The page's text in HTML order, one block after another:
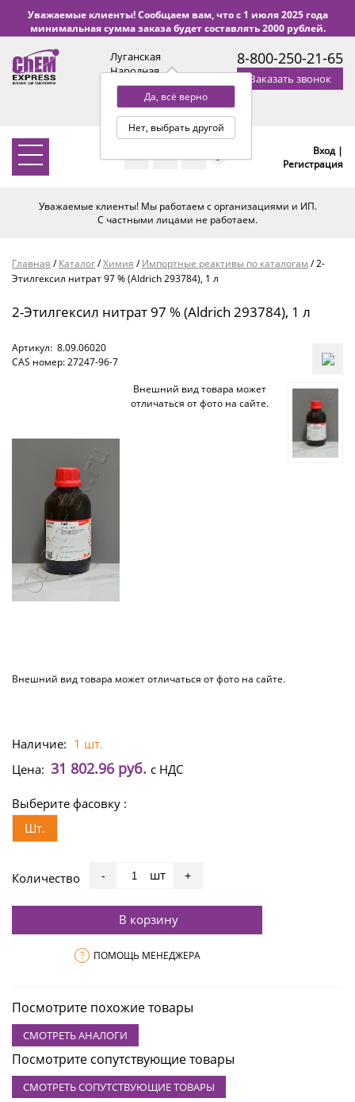
Уважаемые клиенты! Сообщаем вам, что с 1 июля 2025 года
минимальная сумма заказа будет составлять 2000 рублей.
Луганская
Народная
Республика
Да, всё верно
Нет, выбрать другой
с 9:00 до 18:00 по Уфе
(+2 МСК)
8-800-250-21-65
Заказать звонок
0
Вход |
Регистрация
Уважаемые клиенты! Мы работаем с организациями и ИП.
С частными лицами не работаем.
Главная /Каталог/Химия /Импортные реактивы по каталогам /2-
Этилгексил нитрат 97 % (Aldrich 293784), 1 л
2-Этилгексил нитрат 97 % (Aldrich 293784), 1 л
Артикул: 8.09.06020
CAS номер: 27247-96-7
Внешний вид товара может
отличаться от фото на сайте.
Внешний вид товара может отличаться от фото на сайте.
Наличие: 1 шт.
Цена: 31 802.96 руб. с НДС
Выберите фасовку :
Шт.
Количество - шт +
В корзину
? ПОМОЩЬ МЕНЕДЖЕРА
Посмотрите похожие товары
СМОТРЕТЬ АНАЛОГИ
Посмотрите сопутствующие товары
СМОТРЕТЬ СОПУТСТВУЮЩИЕ ТОВАРЫ